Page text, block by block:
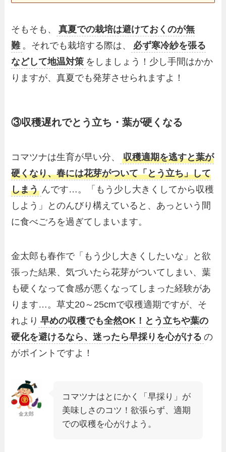
そもそも、
真夏での栽培は避けておくのが無
難 。それでも栽培する際は、
必ず寒冷紗を張る
などして地温対策 をしましょう！少し手間はかか
りますが、真夏でも発芽させられますよ！
③収穫遅れでとう立ち・葉が硬くなる
コマツナは生育が早い分、
収穫適期を逃すと葉が
硬くなり、春には花芽がついて「とう立ち」して
しまう んです…。「もう少し大きくしてから収穫
しよう」とのんびり構えていると、あっという間
に食べごろを過ぎてしまいます。
金太郎も春作で「もう少し大きくしたいな」と欲
張った結果、気づいたら花芽がついてしまい、葉
も硬くなって食感が悪くなってしまった経験があ
ります…。草丈20～25cmで収穫適期ですが、そ
れより 早めの収穫でも全然OK！とう立ちや葉の
硬化を避けるなら、迷ったら早採りを心がける の
がポイントですよ！
金太郎
コマツナはとにかく「早採り」が
美味しさのコツ！欲張らず、適期
での収穫を心がけよう。